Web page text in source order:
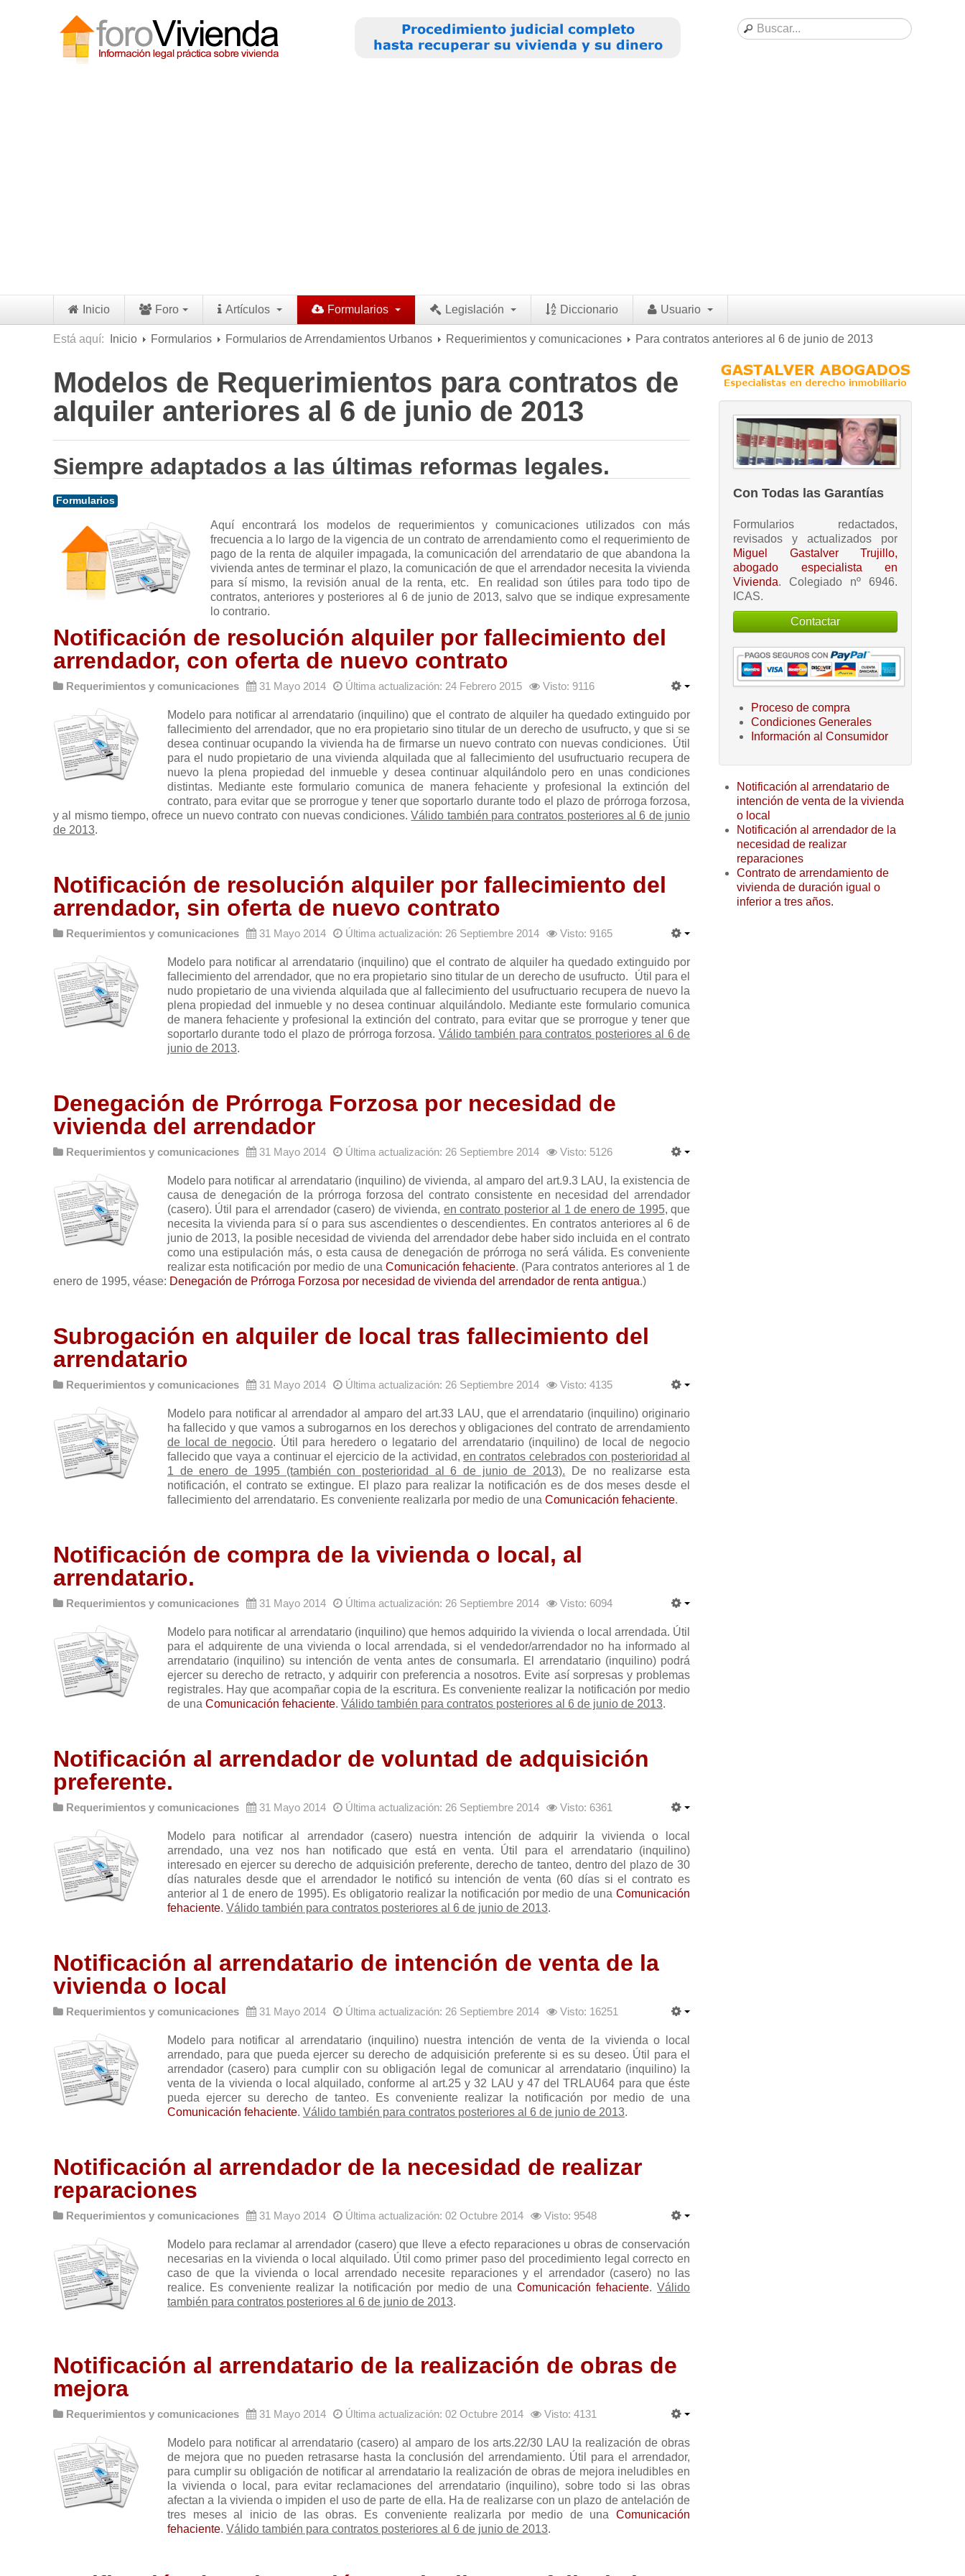
Inicio Foro Artículos Formularios Legislación Diccionario Usuario
Está aquí: Inicio Formularios Formularios de Arrendamientos Urbanos Requerimientos y comunicaciones Para contratos anteriores al 6 de junio de 2013
Modelos de Requerimientos para contratos de
alquiler anteriores al 6 de junio de 2013
Siempre adaptados a las últimas reformas legales.
Formularios
Aquí encontrará los modelos de requerimientos y comunicaciones utilizados con más
frecuencia a lo largo de la vigencia de un contrato de arrendamiento como el requerimiento de
pago de la renta de alquiler impagada, la comunicación del arrendatario de que abandona la
vivienda antes de terminar el plazo, la comunicación de que el arrendador necesita la vivienda
para sí mismo, la revisión anual de la renta, etc. En realidad son útiles para todo tipo de
contratos, anteriores y posteriores al 6 de junio de 2013, salvo que se indique expresamente
lo contrario.
Notificación de resolución alquiler por fallecimiento del
arrendador, con oferta de nuevo contrato
Requerimientos y comunicaciones 31 Mayo 2014 Última actualización: 24 Febrero 2015 Visto: 9116
Modelo para notificar al arrendatario (inquilino) que el contrato de alquiler ha quedado extinguido por
fallecimiento del arrendador, que no era propietario sino titular de un derecho de usufructo, y que si se
desea continuar ocupando la vivienda ha de firmarse un nuevo contrato con nuevas condiciones. Útil
para el nudo propietario de una vivienda alquilada que al fallecimiento del usufructuario recupera de
nuevo la plena propiedad del inmueble y desea continuar alquilándolo pero en unas condiciones
distintas. Mediante este formulario comunica de manera fehaciente y profesional la extinción del
contrato, para evitar que se prorrogue y tener que soportarlo durante todo el plazo de prórroga forzosa,
y al mismo tiempo, ofrece un nuevo contrato con nuevas condiciones.Válido también para contratos posteriores al 6 de junio
de 2013.
Notificación de resolución alquiler por fallecimiento del
arrendador, sin oferta de nuevo contrato
Requerimientos y comunicaciones 31 Mayo 2014 Última actualización: 26 Septiembre 2014 Visto: 9165
Modelo para notificar al arrendatario (inquilino) que el contrato de alquiler ha quedado extinguido por
fallecimiento del arrendador, que no era propietario sino titular de un derecho de usufructo. Útil para el
nudo propietario de una vivienda alquilada que al fallecimiento del usufructuario recupera de nuevo la
plena propiedad del inmueble y no desea continuar alquilándolo. Mediante este formulario comunica
de manera fehaciente y profesional la extinción del contrato, para evitar que se prorrogue y tener que
soportarlo durante todo el plazo de prórroga forzosa. Válido también para contratos posteriores al 6 de
junio de 2013.
Denegación de Prórroga Forzosa por necesidad de
vivienda del arrendador
Requerimientos y comunicaciones 31 Mayo 2014 Última actualización: 26 Septiembre 2014 Visto: 5126
Modelo para notificar al arrendatario (inquilino) de vivienda, al amparo del art.9.3 LAU, la existencia de
causa de denegación de la prórroga forzosa del contrato consistente en necesidad del arrendador
(casero). Útil para el arrendador (casero) de vivienda, en contrato posterior al 1 de enero de 1995, que
necesita la vivienda para sí o para sus ascendientes o descendientes. En contratos anteriores al 6 de
junio de 2013, la posible necesidad de vivienda del arrendador debe haber sido incluida en el contrato
como una estipulación más, o esta causa de denegación de prórroga no será válida. Es conveniente
realizar esta notificación por medio de una Comunicación fehaciente. (Para contratos anteriores al 1 de
enero de 1995, véase: Denegación de Prórroga Forzosa por necesidad de vivienda del arrendador de renta antigua.)
Subrogación en alquiler de local tras fallecimiento del
arrendatario
Requerimientos y comunicaciones 31 Mayo 2014 Última actualización: 26 Septiembre 2014 Visto: 4135
Modelo para notificar al arrendador al amparo del art.33 LAU, que el arrendatario (inquilino) originario
ha fallecido y que vamos a subrogarnos en los derechos y obligaciones del contrato de arrendamiento
de local de negocio. Útil para heredero o legatario del arrendatario (inquilino) de local de negocio
fallecido que vaya a continuar el ejercicio de la actividad, en contratos celebrados con posterioridad al
1 de enero de 1995 (también con posterioridad al 6 de junio de 2013). De no realizarse esta
notificación, el contrato se extingue. El plazo para realizar la notificación es de dos meses desde el
fallecimiento del arrendatario. Es conveniente realizarla por medio de una Comunicación fehaciente.
Notificación de compra de la vivienda o local, al
arrendatario.
Requerimientos y comunicaciones 31 Mayo 2014 Última actualización: 26 Septiembre 2014 Visto: 6094
Modelo para notificar al arrendatario (inquilino) que hemos adquirido la vivienda o local arrendada. Útil
para el adquirente de una vivienda o local arrendada, si el vendedor/arrendador no ha informado al
arrendatario (inquilino) su intención de venta antes de consumarla. El arrendatario (inquilino) podrá
ejercer su derecho de retracto, y adquirir con preferencia a nosotros. Evite así sorpresas y problemas
registrales. Hay que acompañar copia de la escritura. Es conveniente realizar la notificación por medio
de una Comunicación fehaciente. Válido también para contratos posteriores al 6 de junio de 2013.
Notificación al arrendador de voluntad de adquisición
preferente.
Requerimientos y comunicaciones 31 Mayo 2014 Última actualización: 26 Septiembre 2014 Visto: 6361
Modelo para notificar al arrendador (casero) nuestra intención de adquirir la vivienda o local
arrendado, una vez nos han notificado que está en venta. Útil para el arrendatario (inquilino)
interesado en ejercer su derecho de adquisición preferente, derecho de tanteo, dentro del plazo de 30
días naturales desde que el arrendador le notificó su intención de venta (60 días si el contrato es
anterior al 1 de enero de 1995). Es obligatorio realizar la notificación por medio de una Comunicación
fehaciente. Válido también para contratos posteriores al 6 de junio de 2013.
Notificación al arrendatario de intención de venta de la
vivienda o local
Requerimientos y comunicaciones 31 Mayo 2014 Última actualización: 26 Septiembre 2014 Visto: 16251
Modelo para notificar al arrendatario (inquilino) nuestra intención de venta de la vivienda o local
arrendado, para que pueda ejercer su derecho de adquisición preferente si es su deseo. Útil para el
arrendador (casero) para cumplir con su obligación legal de comunicar al arrendatario (inquilino) la
venta de la vivienda o local alquilado, conforme al art.25 y 32 LAU y 47 del TRLAU64 para que éste
pueda ejercer su derecho de tanteo. Es conveniente realizar la notificación por medio de una
Comunicación fehaciente. Válido también para contratos posteriores al 6 de junio de 2013.
Notificación al arrendador de la necesidad de realizar
reparaciones
Requerimientos y comunicaciones 31 Mayo 2014 Última actualización: 02 Octubre 2014 Visto: 9548
Modelo para reclamar al arrendador (casero) que lleve a efecto reparaciones u obras de conservación
necesarias en la vivienda o local alquilado. Útil como primer paso del procedimiento legal correcto en
caso de que la vivienda o local arrendado necesite reparaciones y el arrendador (casero) no las
realice. Es conveniente realizar la notificación por medio de una Comunicación fehaciente. Válido
también para contratos posteriores al 6 de junio de 2013.
Notificación al arrendatario de la realización de obras de
mejora
Requerimientos y comunicaciones 31 Mayo 2014 Última actualización: 02 Octubre 2014 Visto: 4131
Modelo para notificar al arrendatario (casero) al amparo de los arts.22/30 LAU la realización de obras
de mejora que no pueden retrasarse hasta la conclusión del arrendamiento. Útil para el arrendador,
para cumplir su obligación de notificar al arrendatario la realización de obras de mejora ineludibles en
la vivienda o local, para evitar reclamaciones del arrendatario (inquilino), sobre todo si las obras
afectan a la vivienda o impiden el uso de parte de ella. Ha de realizarse con un plazo de antelación de
tres meses al inicio de las obras. Es conveniente realizarla por medio de una Comunicación
fehaciente. Válido también para contratos posteriores al 6 de junio de 2013.
Con Todas las Garantías
Formularios redactados,
revisados y actualizados por
Miguel Gastalver Trujillo,
abogado especialista en
Vivienda. Colegiado nº 6946.
ICAS.
Contactar
Proceso de compra
Condiciones Generales
Información al Consumidor
Notificación al arrendatario de
intención de venta de la vivienda
o local
Notificación al arrendador de la
necesidad de realizar
reparaciones
Contrato de arrendamiento de
vivienda de duración igual o
inferior a tres años.